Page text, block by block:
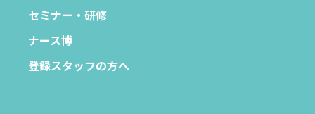
セミナー・研修
ナース博
登録スタッフの方へ